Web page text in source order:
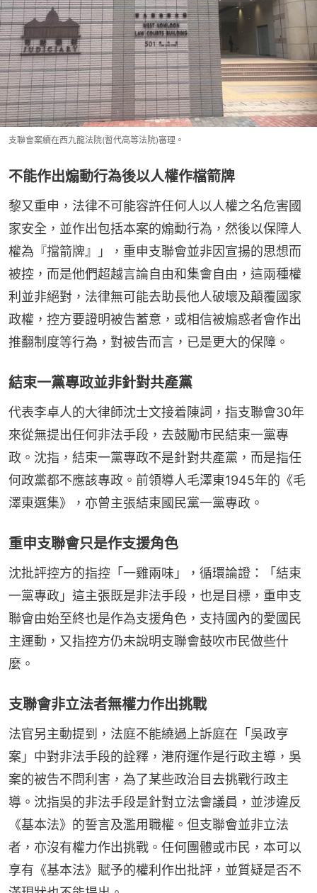
支聯會案續在西九龍法院(暫代高等法院)審理。
不能作出煽動行為後以人權作檔箭牌
黎又重申，法律不可能容許任何人以人權之名危害國
家安全，並作出包括本案的煽動行為，然後以保障人
權為『擋箭牌』」，重申支聯會並非因宣揚的思想而
被控，而是他們超越言論自由和集會自由，這兩種權
利並非絕對，法律無可能去助長他人破壞及顛覆國家
政權，控方要證明被告蓄意，或相信被煽惑者會作出
推翻制度等行為，對被告而言，已是更大的保障。
結束一黨專政並非針對共產黨
代表李卓人的大律師沈士文接着陳詞，指支聯會30年
來從無提出任何非法手段，去鼓勵市民結束一黨專
政。沈指，結束一黨專政不是針對共產黨，而是指任
何政黨都不應該專政。前領導人毛澤東1945年的《毛
澤東選集》，亦曾主張結束國民黨一黨專政。
重申支聯會只是作支援角色
沈批評控方的指控「一雞兩味」，循環論證：「結束
一黨專政」這主張既是非法手段，也是目標，重申支
聯會由始至終也是作為支援角色，支持國內的愛國民
主運動，又指控方仍未說明支聯會鼓吹市民做些什
麼。
支聯會非立法者無權力作出挑戰
法官另主動提到，法庭不能繞過上訴庭在「吳政亨
案」中對非法手段的詮釋，港府運作是行政主導，吳
案的被告不問利害，為了某些政治目去挑戰行政主
導。沈指吳的非法手段是針對立法會議員，並涉違反
《基本法》的誓言及濫用職權。但支聯會並非立法
者，亦沒有權力作出挑戰。任何團體或市民，本可以
享有《基本法》賦予的權利作出批評，並質疑是否不